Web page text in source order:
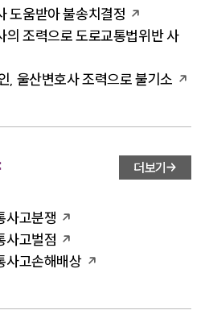
도움받아 불송치결정
의 조력으로 도로교통법위반 사
, 울산변호사 조력으로 불기소
더보기
사고분쟁
사고벌점
사고손해배상